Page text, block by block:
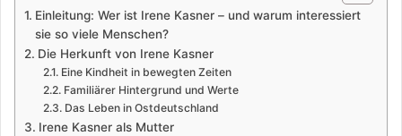
Einleitung: Wer ist Irene Kasner – und warum interessiert
sie so viele Menschen?
Die Herkunft von Irene Kasner
Eine Kindheit in bewegten Zeiten
Familiärer Hintergrund und Werte
Das Leben in Ostdeutschland
Irene Kasner als Mutter